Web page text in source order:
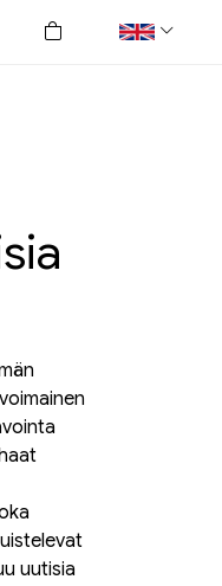
0
tuotetta ostoskorissa
uutisia